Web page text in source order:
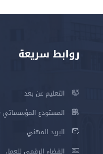
روابط سريعة
التعليم عن بعد
المستودع المؤسساتي DSpace
البريد المهني
الفضاء الرقمي للعمل